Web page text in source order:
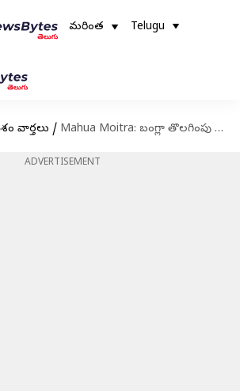
మరింత Telugu
వార్తలు / Mahua Moitra: బంగ్లా తొలగింపు నోటీసు.. ఢిల్లీ హైకోర్టులో సవాలు చేసిన మహువా మోయిత్రా
ADVERTISEMENT